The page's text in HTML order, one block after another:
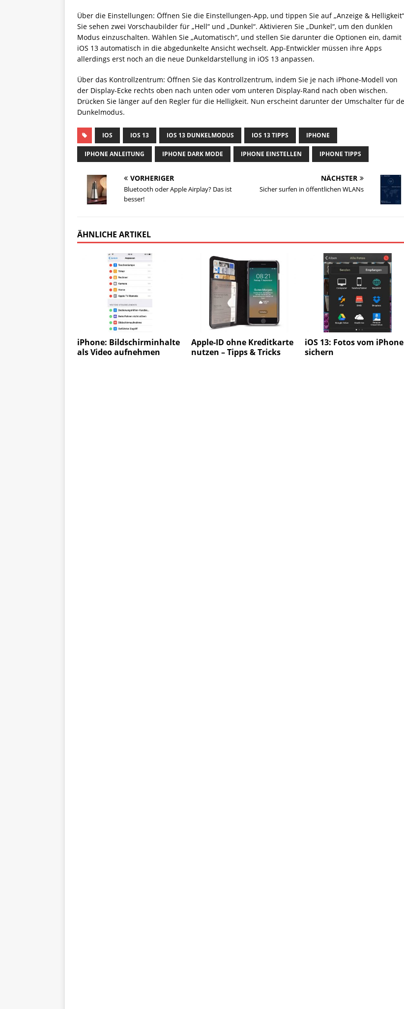
Über die Einstellungen: Öffnen Sie die Einstellungen-App, und tippen Sie auf „Anzeige &
Sie sehen zwei Vorschaubilder für „Hell“ und „Dunkel“. Aktivieren Sie „Dunkel“, um den dunklen
Modus einzuschalten. Wählen Sie „Automatisch“, und stellen Sie darunter die Optionen ein, damit
iOS 13 automatisch in die abgedunkelte Ansicht wechselt. App-Entwickler müssen ihre Apps
allerdings erst noch an die neue Dunkeldarstellung in iOS 13 anpassen.
Über das Kontrollzentrum: Öffnen Sie das Kontrollzentrum, indem Sie je nach iPhone-Modell von
der Display-Ecke rechts oben nach unten oder vom unteren Display-Rand nach oben wischen.
Drücken Sie länger auf den Regler für die Helligkeit. Nun erscheint darunter der Umschalter für
Dunkelmodus.
IOS IOS 13 IOS 13 DUNKELMODUS IOS 13 TIPPS IPHONE
IPHONE ANLEITUNG IPHONE DARK MODE IPHONE EINSTELLEN IPHONE TIPPS
VORHERIGER
Bluetooth oder Apple Airplay? Das ist
besser!
NÄCHSTER
Sicher surfen in öffentlichen WLANs
ÄHNLICHE ARTIKEL
iPhone: Bildschirminhalte
als Video aufnehmen
Apple-ID ohne Kreditkarte
nutzen – Tipps & Tricks
iOS 13: Fotos vom iPhone
sichern